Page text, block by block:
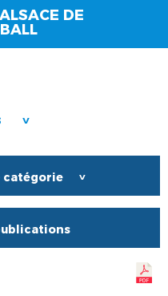
DE
>
catégorie >